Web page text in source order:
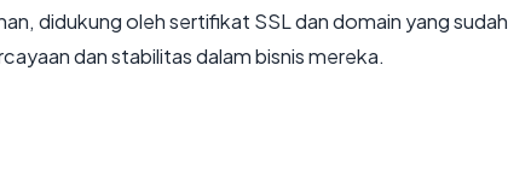
didukung oleh sertifikat SSL dan domain yang sudah
dan stabilitas dalam bisnis mereka.